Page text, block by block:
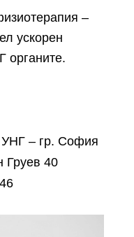
–
ускорен
органите.
– гр. София
Груев 40